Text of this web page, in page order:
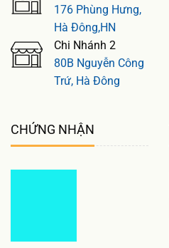
176 Phùng Hưng,
Hà Đông,HN
Chi Nhánh 2
80B Nguyễn Công
Trứ, Hà Đông
CHỨNG NHẬN